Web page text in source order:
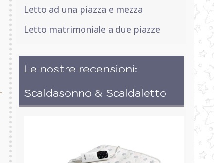
Letto ad una piazza e mezza
Letto matrimoniale a due piazze
Le nostre recensioni:
Scaldasonno & Scaldaletto